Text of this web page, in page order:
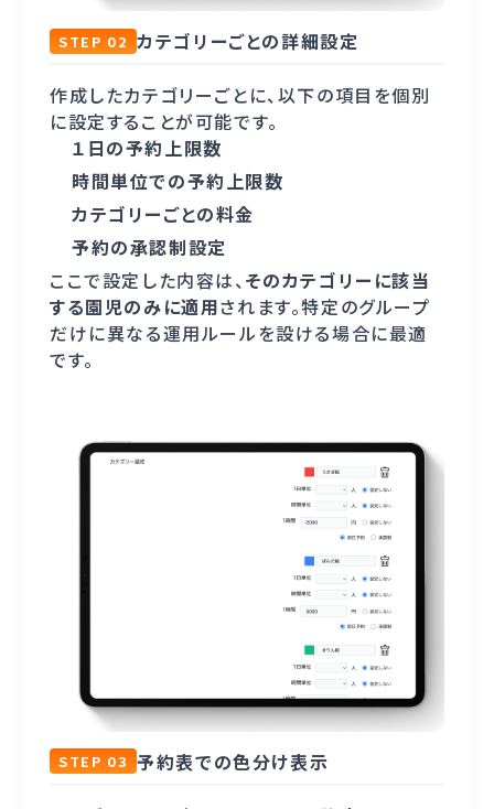
STEP 02 カテゴリーごとの詳細設定
作成したカテゴリーごとに、以下の項目を個別
に設定することが可能です。
１日の予約上限数
時間単位での予約上限数
カテゴリーごとの料金
予約の承認制設定
ここで設定した内容は、そのカテゴリーに該当
する園児のみに適用されます。特定のグループ
だけに異なる運用ルールを設ける場合に最適
です。
STEP 03 予約表での色分け表示